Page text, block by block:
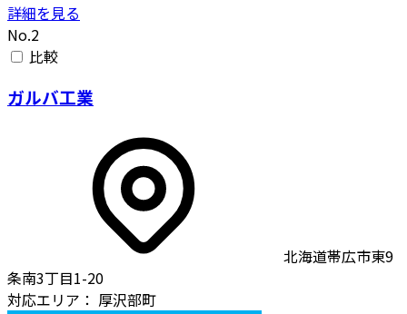
詳細を見る
No.2
比較
ガルバ工業
北海道帯広市東9
条南3丁目1-20
対応エリア： 厚沢部町